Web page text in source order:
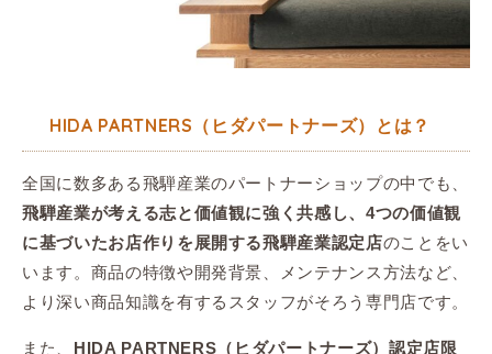
HIDA PARTNERS（ヒダパートナーズ）とは？
全国に数多ある飛騨産業のパートナーショップの中でも、
飛騨産業が考える志と価値観に強く共感し、4つの価値観
に基づいたお店作りを展開する飛騨産業認定店のことをい
います。商品の特徴や開発背景、メンテナンス方法など、
より深い商品知識を有するスタッフがそろう専門店です。
また、
HIDA PARTNERS（ヒダパートナーズ）認定店限